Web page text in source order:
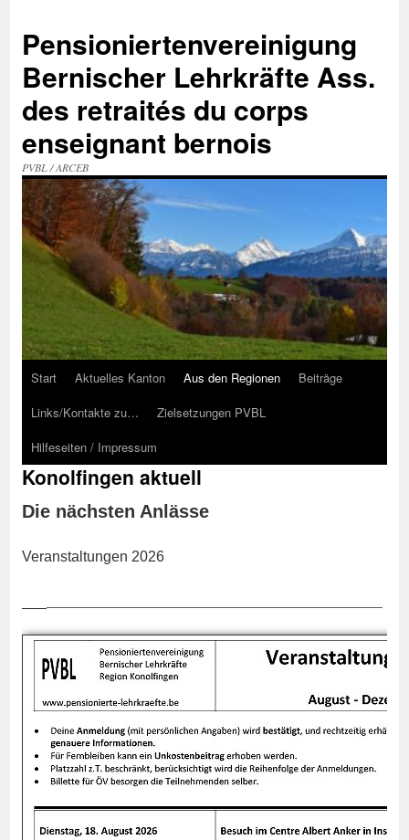
springen
Pensioniertenvereinigung
Bernischer Lehrkräfte Ass.
des retraités du corps
enseignant bernois
PVBL / ARCEB
Start Aktuelles Kanton Aus den Regionen
Beiträge
Links/Kontakte zu…
Zielsetzungen PVBL
Hilfeseiten / Impressum
Konolfingen aktuell
Die nächsten Anlässe
Veranstaltungen 2026